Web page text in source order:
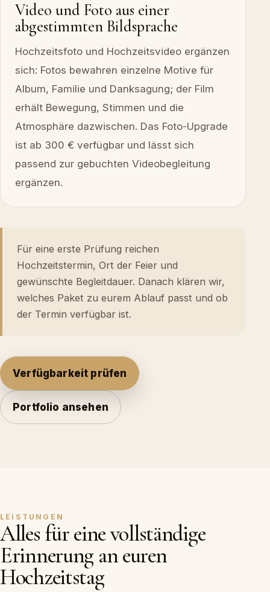
Video und Foto aus einer
abgestimmten Bildsprache
Hochzeitsfoto und Hochzeitsvideo ergänzen
sich: Fotos bewahren einzelne Motive für
Album, Familie und Danksagung; der Film
erhält Bewegung, Stimmen und die
Atmosphäre dazwischen. Das Foto-Upgrade
ist ab 300 € verfügbar und lässt sich
passend zur gebuchten Videobegleitung
ergänzen.
Für eine erste Prüfung reichen
Hochzeitstermin, Ort der Feier und
gewünschte Begleitdauer. Danach klären wir,
welches Paket zu eurem Ablauf passt und ob
der Termin verfügbar ist.
Verfügbarkeit prüfen
Portfolio ansehen
LEISTUNGEN
Alles für eine vollständige
Erinnerung an euren
Hochzeitstag